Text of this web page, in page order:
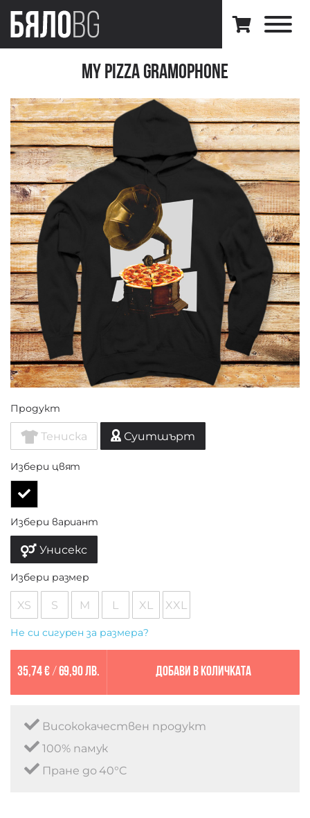
My Pizza Gramophone
Продукт
Тениска Суитшърт
Избери цвят
Избери вариант
Унисекс
Избери размер
XS S M L XL XXL
Не си сигурен за размера?
35,74 €/ 69,90 лв. Добави в количката
Висококачествен продукт
100% памук
Пране до 40°C